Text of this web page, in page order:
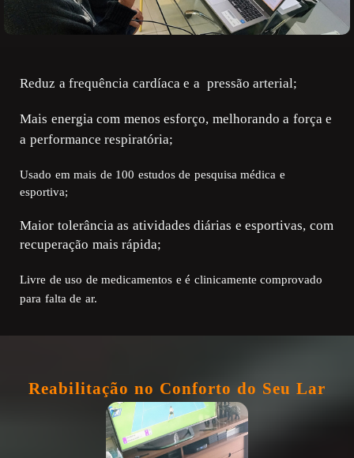
Reduz a frequência cardíaca e a pressão arterial;
Mais energia com menos esforço, melhorando a força e
a performance respiratória;
Usado em mais de 100 estudos de pesquisa médica e
esportiva;
Maior tolerância as atividades diárias e esportivas, com
recuperação mais rápida;
Livre de uso de medicamentos e é clinicamente comprovado
para falta de ar.
Reabilitação no Conforto do Seu Lar